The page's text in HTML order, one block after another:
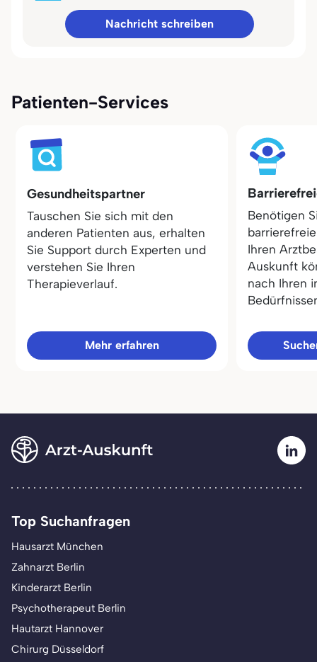
Nachricht schreiben
Patienten-Services
Gesundheitspartner
Tauschen Sie sich mit den
anderen Patienten aus, erhalten
Sie Support durch Experten und
verstehen Sie Ihren
Therapieverlauf.
Mehr erfahren
Benötigen
Ihren
Auskunft
nach Ihren
Top Suchanfragen
Hausarzt München
Zahnarzt Berlin
Kinderarzt Berlin
Psychotherapeut Berlin
Hautarzt Hannover
Chirurg Düsseldorf